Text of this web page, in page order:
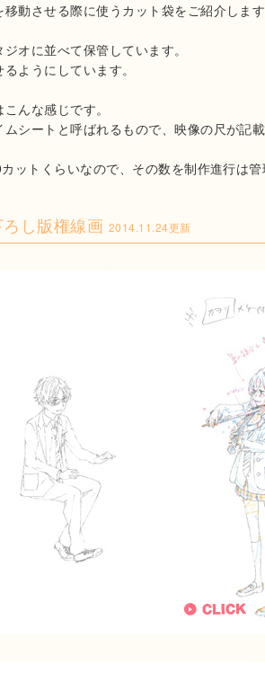
動させる際に使うカット袋をご紹介しま
オに並べて保管しています。
ようにしています。
んな感じです。
シートと呼ばれるもので、映像の尺が記
ットくらいなので、その数を制作進行は
し版権線画 2014.11.24更新